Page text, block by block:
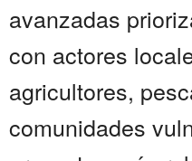
avanzadas
con actores
agricultores,
comunidades